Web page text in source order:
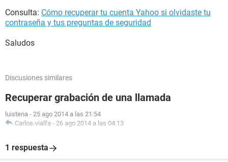
Consulta: Cómo recuperar tu cuenta Yahoo si olvidaste tu
contraseña y tus preguntas de seguridad
Saludos
Discusiones similares
Recuperar grabación de una llamada
luistena - 25 ago 2014 a las 21:54
Carlos-vialfa - 26 ago 2014 a las 04:13
1 respuesta